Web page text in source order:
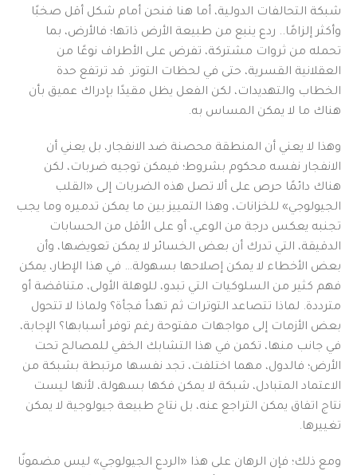
شبكة التحالفات الدولية، أما هنا فنحن أمام شكل أقل صخبًا
وأكثر إلزامًا.. ردع ينبع من طبيعة الأرض ذاتها؛ فالأرض، بما
تحمله من ثروات مشتركة، تفرض على الأطراف نوعًا من
العقلانية القسرية، حتى في لحظات التوتر. قد ترتفع حدة
الخطاب والتهديدات، لكن الفعل يظل مقيدًا بإدراك عميق بأن
هناك ما لا يمكن المساس به.
وهذا لا يعني أن المنطقة محصنة ضد الانفجار، بل يعني أن
الانفجار نفسه محكوم بشروط؛ فيمكن توجيه ضربات، لكن
هناك دائمًا حرص على ألا تصل هذه الضربات إلى «القلب
الجيولوجي» للخزانات، وهذا التمييز بين ما يمكن تدميره وما يجب
تجنبه يعكس درجة من الوعي، أو على الأقل من الحسابات
الدقيقة، التي تدرك أن بعض الخسائر لا يمكن تعويضها، وأن
بعض الأخطاء لا يمكن إصلاحها بسهولة… في هذا الإطار، يمكن
فهم كثير من السلوكيات التي تبدو، للوهلة الأولى، متناقضة أو
مترددة. لماذا تتصاعد التوترات ثم تهدأ فجأة؟ ولماذا لا تتحول
بعض الأزمات إلى مواجهات مفتوحة رغم توفر أسبابها؟ الإجابة،
في جانب منها، تكمن في هذا التشابك الخفي للمصالح تحت
الأرض؛ فالدول، مهما اختلفت، تجد نفسها مرتبطة بشبكة من
الاعتماد المتبادل، شبكة لا يمكن فكها بسهولة، لأنها ليست
نتاج اتفاق يمكن التراجع عنه، بل نتاج طبيعة جيولوجية لا يمكن
تغييرها.
ومع ذلك؛ فإن الرهان على هذا «الردع الجيولوجي» ليس مضمونًا